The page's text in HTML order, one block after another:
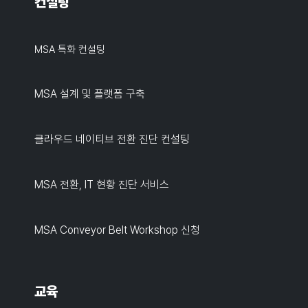
MSA 특화 컨설팅
MSA 설계 및 플랫폼 구축
클라우드 네이티브 전환 진단 컨설팅
MSA 전환, IT 현황 진단 서비스
MSA Conveyor Belt Workshop 신청
교육